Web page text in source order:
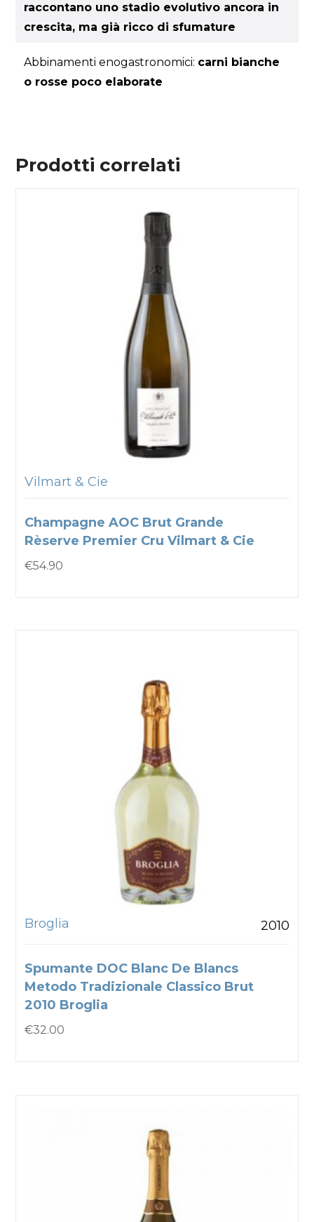
raccontano uno stadio evolutivo ancora in
crescita, ma già ricco di sfumature
Abbinamenti enogastronomici: carni bianche
o rosse poco elaborate
Prodotti correlati
Vilmart & Cie
Champagne AOC Brut Grande
Rèserve Premier Cru Vilmart & Cie
€54.90
Broglia 2010
Spumante DOC Blanc De Blancs
Metodo Tradizionale Classico Brut
2010 Broglia
€32.00